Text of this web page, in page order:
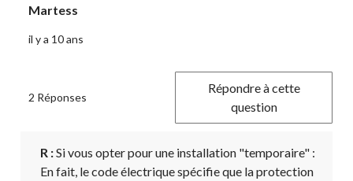
Martess
il y a 10 ans
2 Réponses
Répondre à cette
question
R : Si vous opter pour une installation "temporaire" :
En fait, le code électrique spécifie que la protection